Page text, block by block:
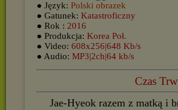
● Język: Polski
● Gatunek: Katastroficzny
● Rok : 2016
● Produkcja: Korea Poł.
● Video: 608x256|648 Kb/s
● Audio: MP3|2ch|64 kb/s
Czas
Jae-Hyeok razem z matką i